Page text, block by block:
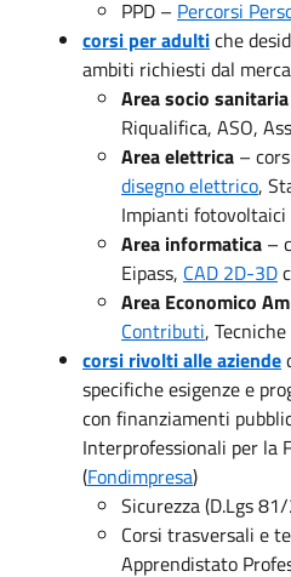
PPD – Percorsi
corsi per adultiche
ambiti richiesti dal
Area socio sanitaria
Riqualifica, ASO,
Area elettrica –
disegno elettrico,
Impianti fotovoltaici
Area informatica –
Eipass, CAD 2D-3D
Area Economico
Contributi,
corsi rivolti alle aziende
specifiche esigenze e
con finanziamenti
Interprofessionali per la
(Fondimpresa)
Sicurezza (D.Lgs
Corsi trasversali e
Apprendistato